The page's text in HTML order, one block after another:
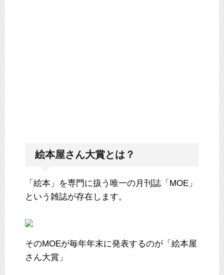
絵本屋さん大賞とは？
「絵本」を専門に扱う唯一の月刊誌「MOE」
という雑誌が存在します。
そのMOEが毎年年末に発表するのが「絵本屋
さん大賞」